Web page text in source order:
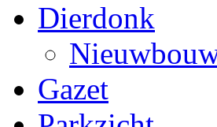
Dierdonk
Gazet